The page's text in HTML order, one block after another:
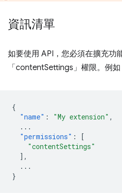
資訊清單
如要使用 API，您必須在擴充功
「contentSettings」權限。例如
{
"name" : "My extension" ,
...
"permissions" :
[
"contentSettings"
],
...
}